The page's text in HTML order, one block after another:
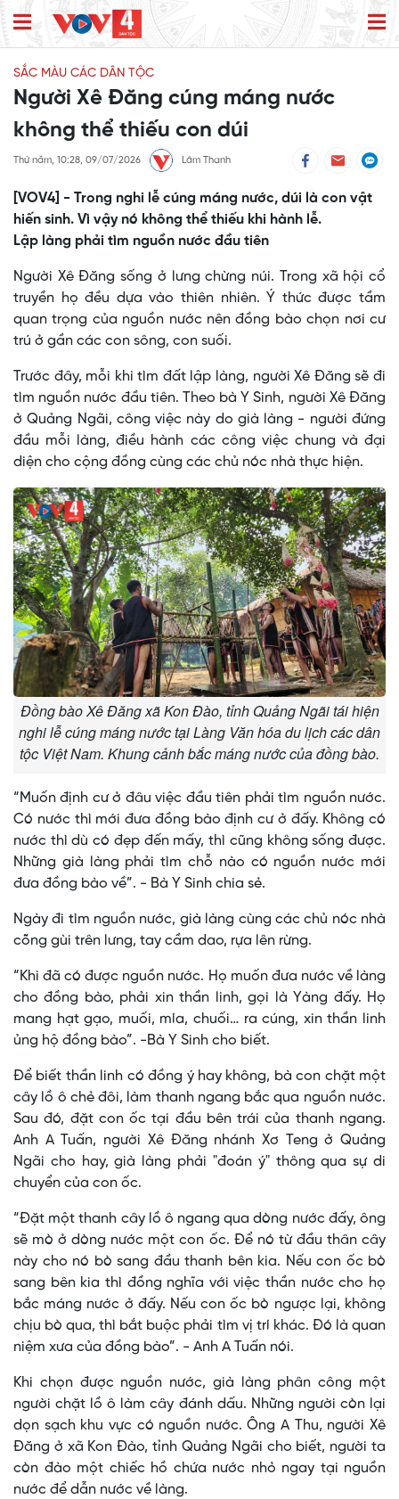
SẮC MÀU CÁC DÂN TỘC
Người Xê Đăng cúng máng nước
không thể thiếu con dúi
Thứ năm, 10:28, 09/07/2026 Lâm Thanh
[VOV4] - Trong nghi lễ cúng máng nước, dúi là con vật
hiến sinh. Vì vậy nó không thể thiếu khi hành lễ.
Lập làng phải tìm nguồn nước đầu tiên
Người Xê Đăng sống ở lưng chừng núi. Trong xã hội cổ
truyền họ đều dựa vào thiên nhiên. Ý thức được tầm
quan trọng của nguồn nước nên đồng bào chọn nơi cư
trú ở gần các con sông, con suối.
Trước đây, mỗi khi tìm đất lập làng, người Xê Đăng sẽ đi
tìm nguồn nước đầu tiên. Theo bà Y Sinh, người Xê Đăng
ở Quảng Ngãi, công việc này do già làng - người đứng
đầu mỗi làng, điều hành các công việc chung và đại
diện cho cộng đồng cùng các chủ nóc nhà thực hiện.
Đồng bào Xê Đăng xã Kon Đào, tỉnh Quảng Ngãi tái hiện
nghi lễ cúng máng nước tại Làng Văn hóa du lịch các dân
tộc Việt Nam. Khung cảnh bắc máng nước của đồng bào.
“Muốn định cư ở đâu việc đầu tiên phải tìm nguồn nước.
Có nước thì mới đưa đồng bào định cư ở đấy. Không có
nước thì dù có đẹp đến mấy, thì cũng không sống được.
Những già làng phải tìm chỗ nào có nguồn nước mới
đưa đồng bào về”. - Bà Y Sinh chia sẻ.
Ngày đi tìm nguồn nước, già làng cùng các chủ nóc nhà
cõng gùi trên lưng, tay cầm dao, rựa lên rừng.
“Khi đã có được nguồn nước. Họ muốn đưa nước về làng
cho đồng bào, phải xin thần linh, gọi là Yàng đấy. Họ
mang hạt gạo, muối, mía, chuối… ra cúng, xin thần linh
ủng hộ đồng bào”. -Bà Y Sinh cho biết.
Để biết thần linh có đồng ý hay không, bà con chặt một
cây lồ ô chẻ đôi, làm thanh ngang bắc qua nguồn nước.
Sau đó, đặt con ốc tại đầu bên trái của thanh ngang.
Anh A Tuấn, người Xê Đăng nhánh Xơ Teng ở Quảng
Ngãi cho hay, già làng phải "đoán ý" thông qua sự di
chuyển của con ốc.
“Đặt một thanh cây lồ ô ngang qua dòng nước đấy, ông
sẽ mò ở dòng nước một con ốc. Để nó từ đầu thân cây
này cho nó bò sang đầu thanh bên kia. Nếu con ốc bò
sang bên kia thì đồng nghĩa với việc thần nước cho họ
bắc máng nước ở đấy. Nếu con ốc bò ngược lại, không
chịu bò qua, thì bắt buộc phải tìm vị trí khác. Đó là quan
niệm xưa của đồng bào”. - Anh A Tuấn nói.
Khi chọn được nguồn nước, già làng phân công một
người chặt lồ ô làm cây đánh dấu. Những người còn lại
dọn sạch khu vực có nguồn nước. Ông A Thu, người Xê
Đăng ở xã Kon Đào, tỉnh Quảng Ngãi cho biết, người ta
còn đào một chiếc hồ chứa nước nhỏ ngay tại nguồn
nước để dẫn nước về làng.